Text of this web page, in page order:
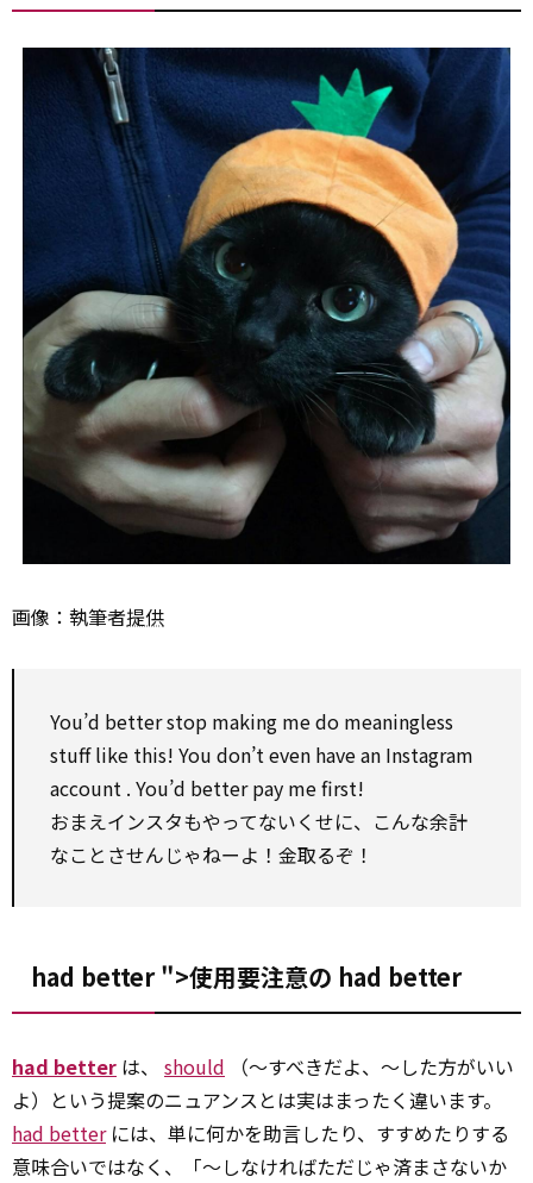
画像：執筆者提供
You’d better stop making me do meaningless
stufflike this! You don’teven have an Instagram
account . You’d better pay me first!
おまえインスタもやってないくせに、こんな余計
なことさせんじゃねーよ！金取るぞ！
had better ">使用要注意の had better
had better は、 should （～すべきだよ、～した方がいい
よ）という提案のニュアンスとは実はまったく違います。
had betterには、単に何かを助言したり、すすめたりする
意味合いではなく、「～しなければただじゃ済まさないか